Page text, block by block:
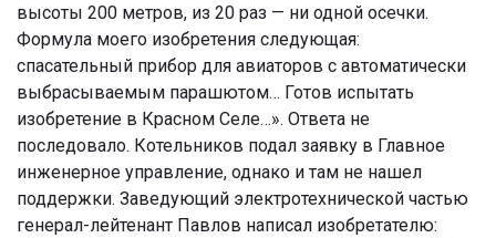
высоты 200 метров, из 20 раз — ни одной осечки.
Формула моего изобретения следующая:
спасательный прибор для авиаторов с автоматически
выбрасываемым парашютом… Готов испытать
изобретение в Красном Селе…». Ответа не
последовало. Котельников подал заявку в Главное
инженерное управление, однако и там не нашел
поддержки. Заведующий электротехнической частью
генерал-лейтенант Павлов написал изобретателю: